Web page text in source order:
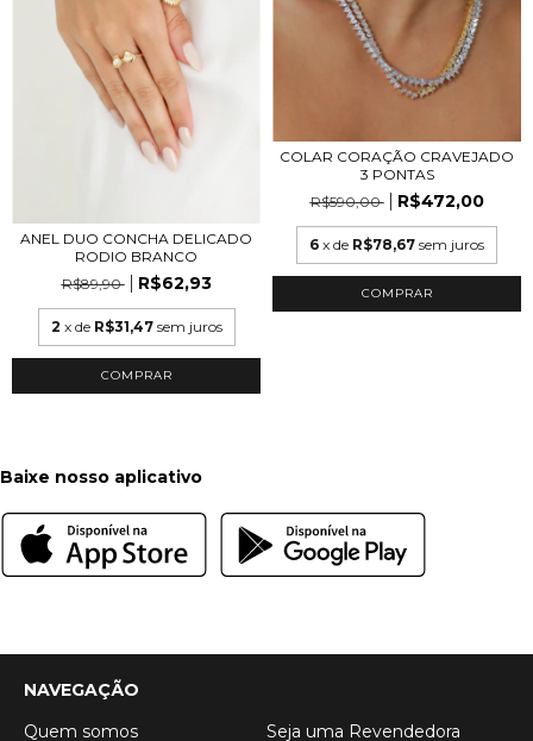
ANEL DUO CONCHA DELICADO
RODIO BRANCO
R$89,90
R$62,93
2 x de R$31,47 sem juros
COMPRAR
COLAR CORAÇÃO CRAVEJADO
3 PONTAS
R$590,00
R$472,00
6 x de R$78,67 sem juros
COMPRAR
Baixe nosso aplicativo
NAVEGAÇÃO
Quem somos
Seja uma Revendedora